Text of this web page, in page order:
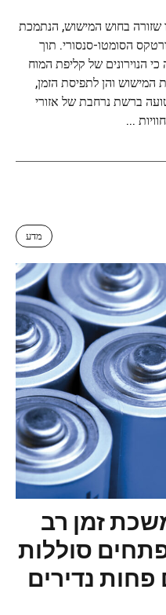
בחוש המישוש, הנתמכת
הסומטו-סנסורי. תוך
הנוירונים של קליפת המוח
המישוש והן לתפיסת הזמן,
ברשת נרחבת של אזורי
מדע
זמן רב
סוללות
נדירים